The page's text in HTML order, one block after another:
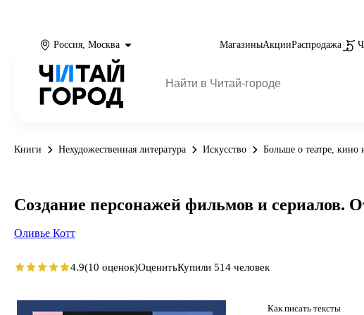
Россия, Москва МагазиныАкцииРаспродажа
Книги Нехудожественная литература Искусство Больше о театре, кино
Как писать тексты
Создание персонажей фильмов и сериалов.
Оливье Котт
4.9(10 оценок)ОценитьКупили 514 человек